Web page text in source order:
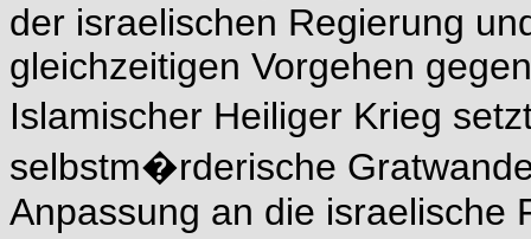
der israelischen Regierung
gleichzeitigen Vorgehen
Islamischer Heiliger Krieg
selbstm�rderische
Anpassung an die israelische